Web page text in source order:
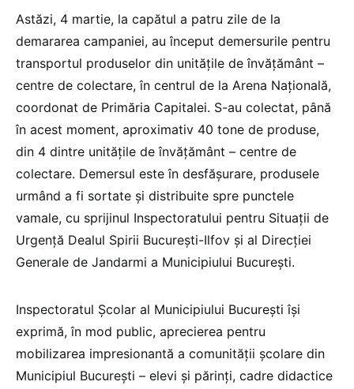
Astăzi, 4 martie, la capătul a patru zile de la
demararea campaniei, au început demersurile pentru
transportul produselor din unitățile de învățământ –
centre de colectare, în centrul de la Arena Națională,
coordonat de Primăria Capitalei. S-au colectat, până
în acest moment, aproximativ 40 tone de produse,
din 4 dintre unitățile de învățământ – centre de
colectare. Demersul este în desfășurare, produsele
urmând a fi sortate și distribuite spre punctele
vamale, cu sprijinul Inspectoratului pentru Situații de
Urgență Dealul Spirii București-Ilfov și al Direcției
Generale de Jandarmi a Municipiului București.
Inspectoratul Școlar al Municipiului București își
exprimă, în mod public, aprecierea pentru
mobilizarea impresionantă a comunității școlare din
Municipiul București – elevi și părinți, cadre didactice